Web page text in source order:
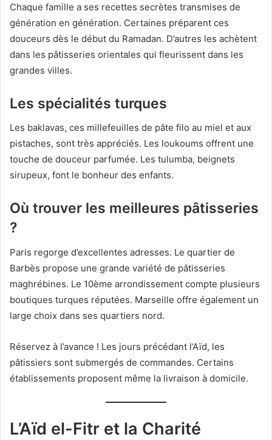
Chaque famille a ses recettes secrètes transmises de
génération en génération. Certaines préparent ces
douceurs dès le début du Ramadan. D’autres les achètent
dans les pâtisseries orientales qui fleurissent dans les
grandes villes.
Les spécialités turques
Les baklavas, ces millefeuilles de pâte filo au miel et aux
pistaches, sont très appréciés. Les loukoums offrent une
touche de douceur parfumée. Les tulumba, beignets
sirupeux, font le bonheur des enfants.
Où trouver les meilleures pâtisseries
?
Paris regorge d’excellentes adresses. Le quartier de
Barbès propose une grande variété de pâtisseries
maghrébines. Le 10ème arrondissement compte plusieurs
boutiques turques réputées. Marseille offre également un
large choix dans ses quartiers nord.
Réservez à l’avance ! Les jours précédant l’Aïd, les
pâtissiers sont submergés de commandes. Certains
établissements proposent même la livraison à domicile.
L’Aïd el-Fitr et la Charité